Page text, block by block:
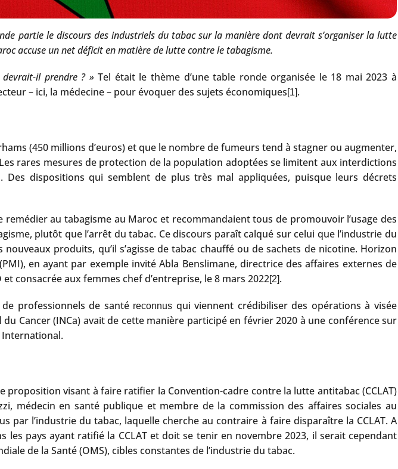
partie le discours des industriels du tabac sur la manière dont devrait s’organiser la lutte
accuse un net déficit en matière de lutte contre le tabagisme.
il prendre ? »Tel était le thème d’une table ronde organisée le 18 mai 2023 à
– ici, la médecine – pour évoquer des sujets économiques[1].
(450 millions d’euros) et que le nombre de fumeurs tend à stagner ou augmenter,
rares mesures de protection de la population adoptées se limitent aux interdictions
dispositions qui semblent de plus très mal appliquées, puisque leurs décrets
au tabagisme au Maroc et recommandaient tous de promouvoir l’usage des
plutôt que l’arrêt du tabac. Ce discours paraît calqué sur celui que l’industrie du
produits, qu’il s’agisse de tabac chauffé ou de sachets de nicotine. Horizon
en ayant par exemple invité Abla Benslimane, directrice des affaires externes de
consacrée aux femmes chef d’entreprise, le 8 mars 2022[2].
professionnels de santé reconnus qui viennent crédibiliser des opérations à visée
Cancer (INCa) avait de cette manière participé en février 2020 à une conférence sur
International.
visant à faire ratifier la Convention-cadre contre la lutte antitabac (CCLAT)
médecin en santé publique et membre de la commission des affaires sociales au
l’industrie du tabac, laquelle cherche au contraire à faire disparaître la CCLAT. A
les pays ayant ratifié la CCLAT et doit se tenir en novembre 2023, il serait cependant
de la Santé (OMS), cibles constantes de l’industrie du tabac.